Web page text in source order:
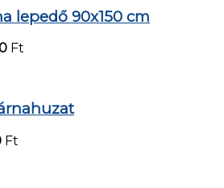
lepedő 90x150 cm
Ft
Ft